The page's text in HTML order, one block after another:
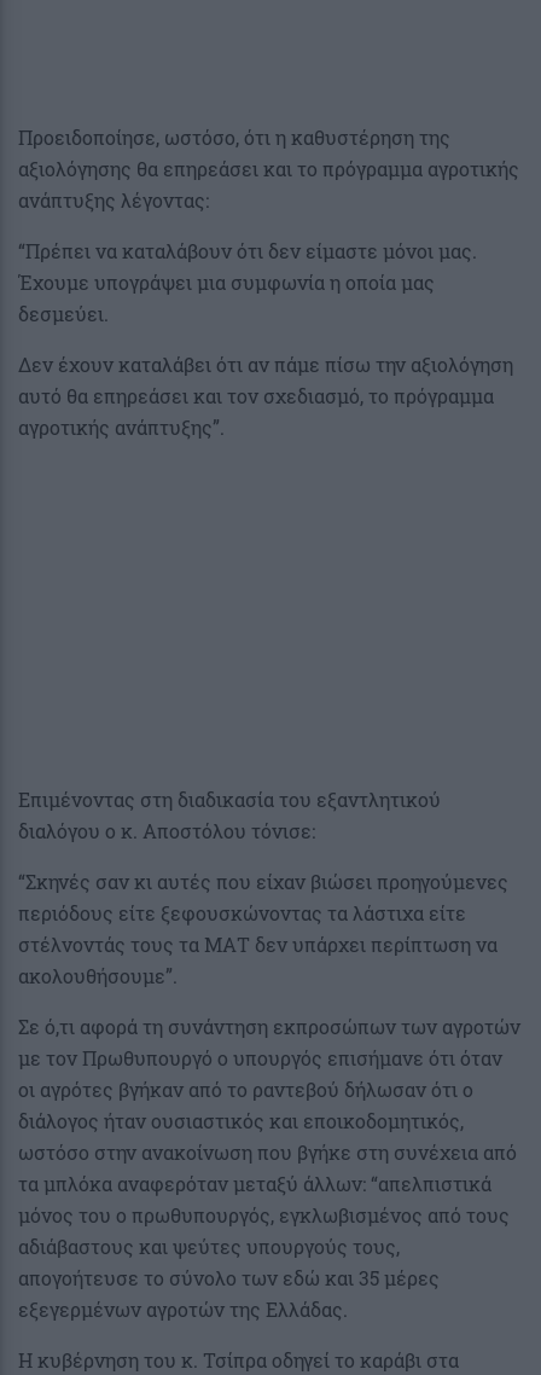
Προειδοποίησε, ωστόσο, ότι η καθυστέρηση της
αξιολόγησης θα επηρεάσει και το πρόγραμμα αγροτικής
ανάπτυξης λέγοντας:
“Πρέπει να καταλάβουν ότι δεν είμαστε μόνοι μας.
Έχουμε υπογράψει μια συμφωνία η οποία μας
δεσμεύει.
Δεν έχουν καταλάβει ότι αν πάμε πίσω την αξιολόγηση
αυτό θα επηρεάσει και τον σχεδιασμό, το πρόγραμμα
αγροτικής ανάπτυξης”.
Επιμένοντας στη διαδικασία του εξαντλητικού
διαλόγου ο κ. Αποστόλου τόνισε:
“Σκηνές σαν κι αυτές που είχαν βιώσει προηγούμενες
περιόδους είτε ξεφουσκώνοντας τα λάστιχα είτε
στέλνοντάς τους τα ΜΑΤ δεν υπάρχει περίπτωση να
ακολουθήσουμε”.
Σε ό,τι αφορά τη συνάντηση εκπροσώπων των αγροτών
με τον Πρωθυπουργό ο υπουργός επισήμανε ότι όταν
οι αγρότες βγήκαν από το ραντεβού δήλωσαν ότι ο
διάλογος ήταν ουσιαστικός και εποικοδομητικός,
ωστόσο στην ανακοίνωση που βγήκε στη συνέχεια από
τα μπλόκα αναφερόταν μεταξύ άλλων: “απελπιστικά
μόνος του ο πρωθυπουργός, εγκλωβισμένος από τους
αδιάβαστους και ψεύτες υπουργούς τους,
απογοήτευσε το σύνολο των εδώ και 35 μέρες
εξεγερμένων αγροτών της Ελλάδας.
Η κυβέρνηση του κ. Τσίπρα οδηγεί το καράβι στα